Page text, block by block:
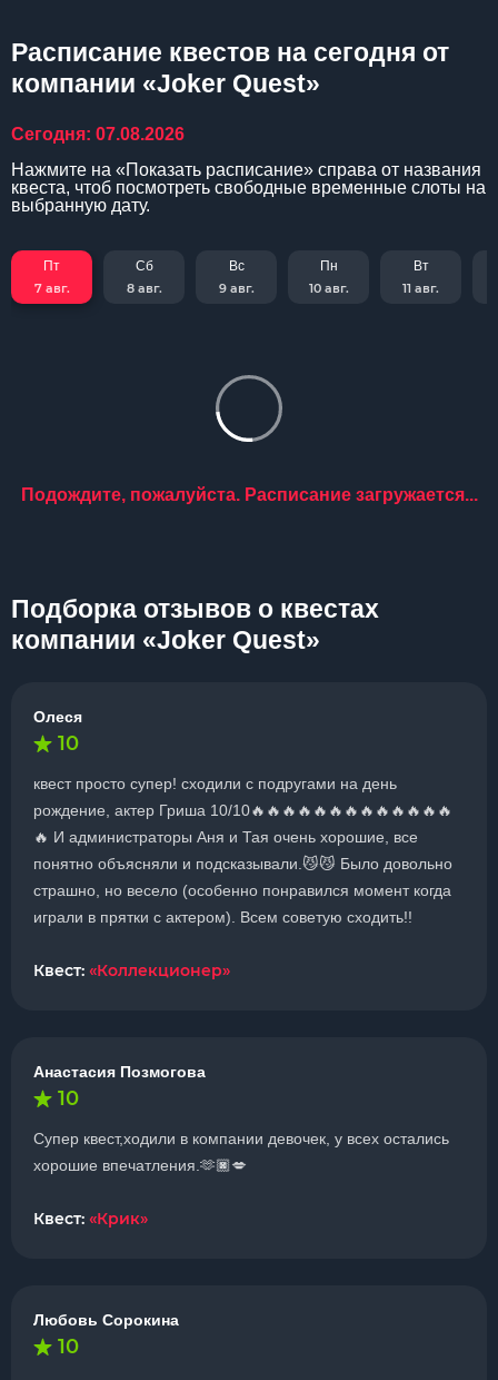
Расписание квестов на сегодня от
компании «Joker Quest»
Сегодня: 07.08.2026
Нажмите на «Показать расписание» справа от названия
квеста, чтоб посмотреть свободные временные слоты на
выбранную дату.
Пт
7 авг.
Сб
8 авг.
Вс
9 авг.
Пн
10 авг.
Вт
11 авг.
Подождите, пожалуйста. Расписание загружается...
Подборка отзывов о квестах
компании «Joker Quest»
Олеся
10
квест просто супер! сходили с подругами на день
рождение, актер Гриша 10/10🔥🔥🔥🔥🔥🔥🔥🔥🔥🔥🔥🔥🔥
🔥 И администраторы Аня и Тая очень хорошие, все
понятно объясняли и подсказывали.😼😼 Было довольно
страшно, но весело (особенно понравился момент когда
играли в прятки с актером). Всем советую сходить!!
Квест: «Коллекционер»
Анастасия Позмогова
10
Супер квест,ходили в компании девочек, у всех остались
хорошие впечатления.🫶🏿💋
Квест: «Крик»
Любовь Сорокина
10